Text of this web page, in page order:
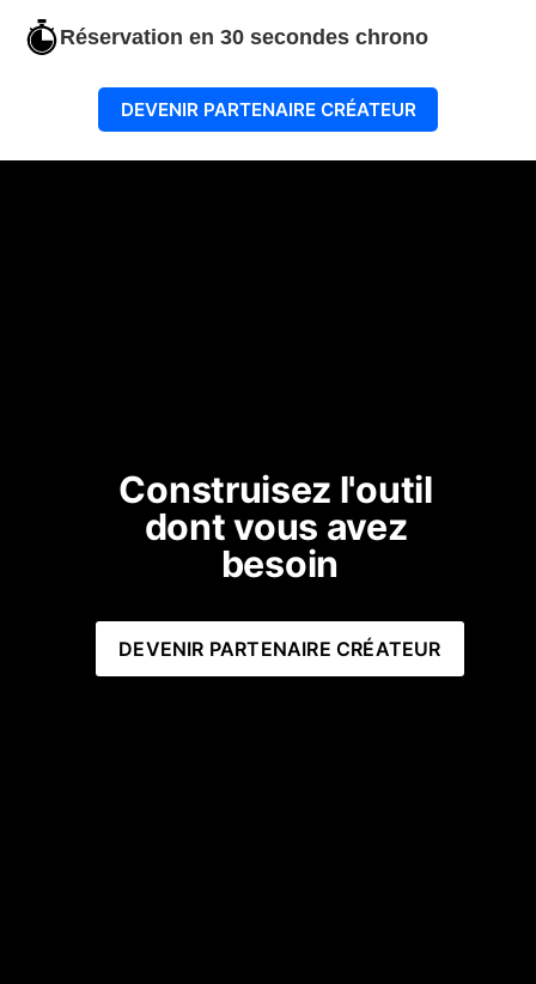
Réservation en 30 secondes chrono
DEVENIR PARTENAIRE CRÉATEUR
Construisez l'outil
dont vous avez
besoin
DEVENIR PARTENAIRE CRÉATEUR